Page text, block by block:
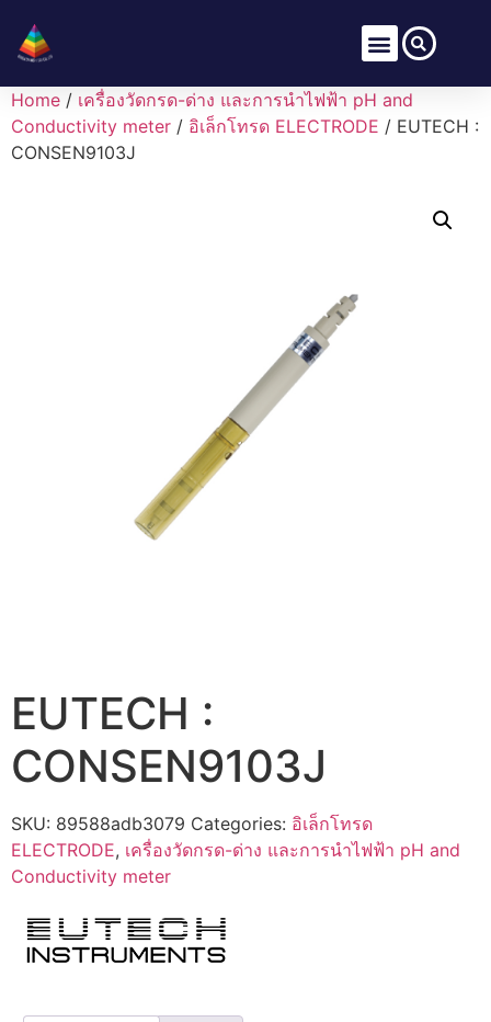
Home / เครื่องวัดกรด-ด่าง และการนำไฟฟ้า pH and
Conductivity meter / อิเล็กโทรด ELECTRODE / EUTECH :
CONSEN9103J
EUTECH :
CONSEN9103J
SKU: 89588adb3079 Categories: อิเล็กโทรด
ELECTRODE, เครื่องวัดกรด-ด่าง และการนำไฟฟ้า pH and
Conductivity meter